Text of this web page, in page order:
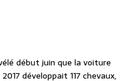
début juin que la voiture
développait 117 chevaux,